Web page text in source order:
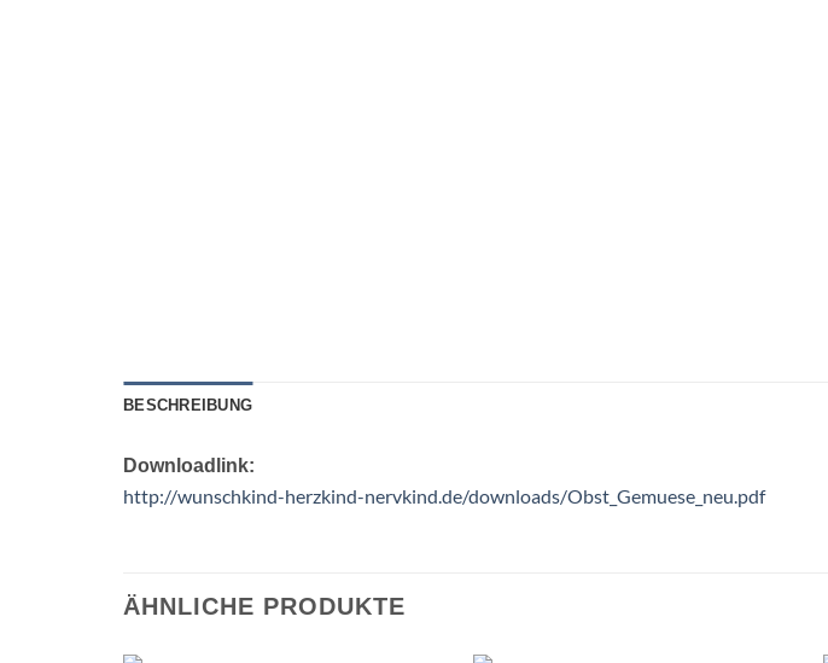
BESCHREIBUNG
Downloadlink:
http://wunschkind-herzkind-nervkind.de/downloads/Obst_Gemuese_neu.pdf
ÄHNLICHE PRODUKTE